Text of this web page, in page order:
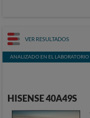
VER RESULTADOS
ANALIZADO EN EL LABORATORIO
HISENSE 40A49S